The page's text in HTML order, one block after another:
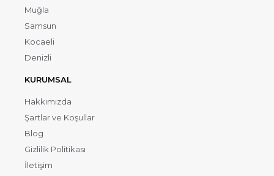
Muğla
Samsun
Kocaeli
Denizli
KURUMSAL
Hakkımızda
Şartlar ve Koşullar
Blog
Gizlilik Politikası
İletişim